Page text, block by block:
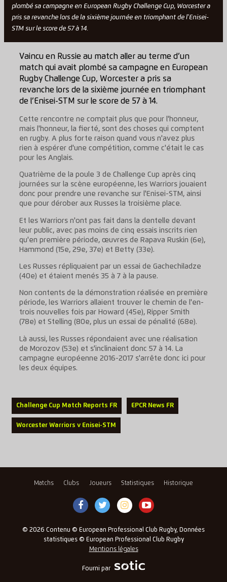
plombé sa campagne en European Rugby Challenge Cup, Worcester a
pris sa revanche lors de la sixième journée en triomphant de l'Enisei-
STM sur le score de 57 à 14.
Vaincu en Russie au match aller au terme d’un
match qui avait plombé sa campagne en European
Rugby Challenge Cup, Worcester a pris sa
revanche lors de la sixième journée en triomphant
de l’Enisei-STM sur le score de 57 à 14.
Cette rencontre ne comptait plus que pour l'honneur,
mais l'honneur, la fierté, sont des choses qui comptent
en rugby. A plus forte raison quand vous n'avez plus
rien à espérer d'une compétition, comme c'était le cas
pour les Anglais.
Quatrième de la poule 3 de Challenge Cup après cinq
journées sur la scène européenne, les Warriors jouaient
donc pour prendre une revanche sur l'Enisei-STM, ainsi
que pour dérober aux Russes la troisième place.
Et les Warriors n'ont pas fait dans la dentelle devant
leur public, avec pas moins de cinq essais inscrits rien
qu'en première période, œuvres de Rapava Ruskin (6e),
Hammond (15e, 29e, 37e) et Betty (33e).
Les Russes répliquaient par un essai de Gachechiladze
(40e) et étaient menés 35 à 7 à la pause.
Non contents de la démonstration réalisée en première
période, les Warriors allaient trouver le chemin de l'en-
trois nouvelles fois par Howard (45e), Ripper Smith
(78e) et Stelling (80e, plus un essai de pénalité (68e).
Là aussi, les Russes répondaient avec une réalisation
de Morozov (53e) et s'inclinaient donc 57 à 14. La
campagne européenne 2016-2017 s'arrête donc ici pour
les deux équipes.
Challenge Cup Match Reports FR EPCR News FR
Worcester Warriors v Enisei-STM
Matchs Clubs Joueurs Statistiques Historique
© 2026 Contenu © European Professional Club Rugby, Données
statistiques © European Professional Club Rugby
Mentions légales
Fourni par